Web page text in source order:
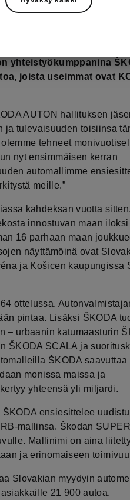
Nyt ŠKODA
myös uuden automallin
SUPERB-
yhteydessä toukokuun 23.
yhteistyökumppanina
joista useimmat ovat
AUTON hallituksen
ja tulevaisuuden toisiinsa
tehneet
nyt ensimmäisen kerran
automallimme
meille.”
kahdeksan vuotta
innostuvan maan iloksi
16 parhaan maan
näyttämöinä ovat
ja Košicen kaupungissa
ottelussa.
pintaa. Lisäksi ŠKODA
– urbaanin katumaasturin
ŠKODA SCALA ja
ŠKODA saavuttaa
monissa maissa ja
yhteensä yli miljardi.
ensiesittelee
mallinsa. Škodan
Mallinimi on aina
ja erinomaiseen
Slovakian myydyin
21 900 autoa.